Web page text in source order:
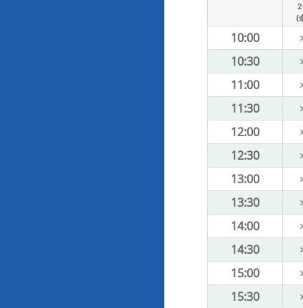
(
10:00
10:30
11:00
11:30
12:00
12:30
13:00
13:30
14:00
14:30
15:00
15:30